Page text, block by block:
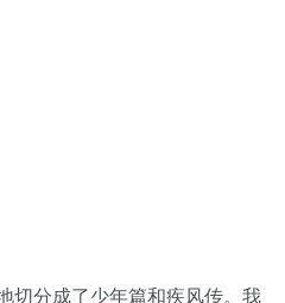
切分成了少年篇和疾风传。我